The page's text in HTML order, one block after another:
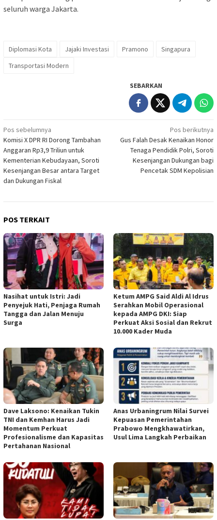
seluruh warga Jakarta.
Diplomasi Kota Jajaki Investasi Pramono
Singapura
Transportasi Modern
SEBARKAN
Navigasi
pos
Pos sebelumnya
Komisi X DPR RI Dorong Tambahan
Anggaran Rp3,9 Triliun untuk
Kementerian Kebudayaan, Soroti
Kesenjangan Besar antara Target
dan Dukungan Fiskal
Pos berikutnya
Gus Falah Desak Kenaikan Honor
Tenaga Pendidik Polri, Soroti
Kesenjangan Dukungan bagi
Pencetak SDM Kepolisian
POS TERKAIT
Nasihat untuk Istri: Jadi
Penyejuk Hati, Penjaga Rumah
Tangga dan Jalan Menuju
Surga
Ketum AMPG Said Aldi Al Idrus
Serahkan Mobil Operasional
kepada AMPG DKI: Siap
Perkuat Aksi Sosial dan Rekrut
10.000 Kader Muda
Dave Laksono: Kenaikan Tukin
TNI dan Kemhan Harus Jadi
Momentum Perkuat
Profesionalisme dan Kapasitas
Pertahanan Nasional
Anas Urbaningrum Nilai Survei
Kepuasan Pemerintahan
Prabowo Mengkhawatirkan,
Usul Lima Langkah Perbaikan